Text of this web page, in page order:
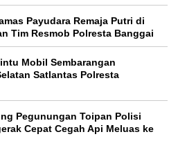
Payudara Remaja Putri di
Tim Resmob Polresta Banggai
Mobil Sembarangan
Satlantas Polresta
Pegunungan Toipan Polisi
Cepat Cegah Api Meluas ke